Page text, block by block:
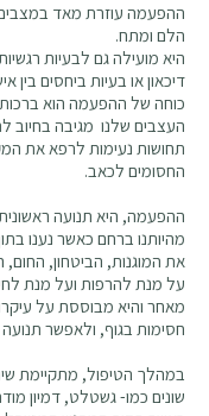
ההפעמה עוזרת מאד
הלם ומתח.
היא מועילה גם לבעיות
דיכאון או בעיות ביחסים בין
כוחה של ההפעמה הוא
העצבים שלנו מגיבה בחיוב
תחושות נעימות לרפא את
החסומים לכאב.
ההפעמה, היא תנועה
מהיותנו ברחם כאשר נענו
את המוגנות, הביטחון, החום,
על מנת להרפות ועל מנת
מאחר והיא מבוססת על
חסימות בגוף, ולאפשר תנועה
במהלך הטיפול, מתקיימת
שונים כמו- גשטלט, דמיון